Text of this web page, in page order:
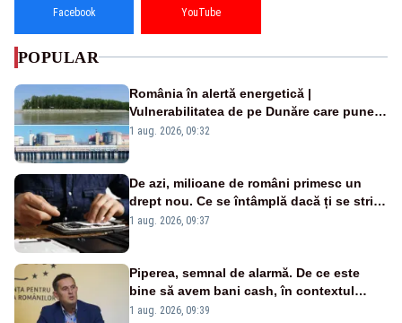
Facebook YouTube
POPULAR
România în alertă energetică |
Vulnerabilitatea de pe Dunăre care pune
în pericol Centrala Cernavodă era
1 aug. 2026, 09:32
De azi, milioane de români primesc un
drept nou. Ce se întâmplă dacă ți se strică
un produs
1 aug. 2026, 09:37
Piperea, semnal de alarmă. De ce este
bine să avem bani cash, în contextul
alertei energetice?
1 aug. 2026, 09:39